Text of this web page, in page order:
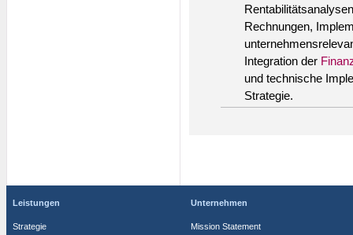
Rechnungen,
Integration der
und technische
Strategie.
Leistungen
Strategie
Unternehmen
Mission Statement